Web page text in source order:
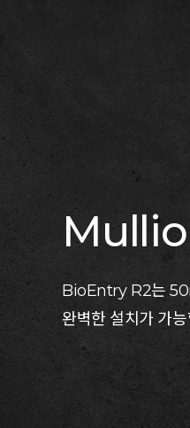
BioEntry R2는
완벽한 설치가 가능